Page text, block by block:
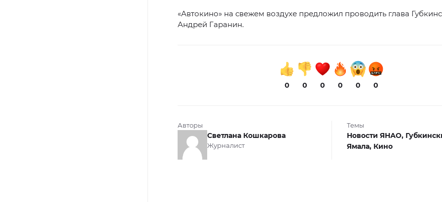
«Автокино» на свежем воздухе предложил проводить глава
Андрей Гаранин.
0 0 0 0 0 0
Авторы
Светлана Кошкарова
Журналист
Темы
Новости ЯНАО,
Ямала, Кино